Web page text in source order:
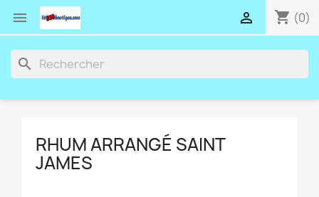
 shopping_cart (0)

search
RHUM ARRANGÉ SAINT
JAMES